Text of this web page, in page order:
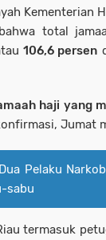
Kementerian
total
106,6 persen
haji yang
Jumat
Pelaku
sabu
termasuk